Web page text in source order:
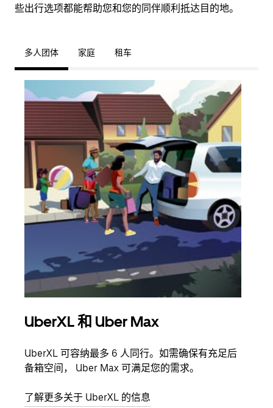
些出行选项都能帮助您和您的同伴顺利抵达目的地。
多人团体 家庭 租车
UberXL 和 Uber Max
UberXL 可容纳最多 6 人同行。如需确保有充足后
备箱空间， Uber Max 可满足您的需求。
了解更多关于 UberXL 的信息